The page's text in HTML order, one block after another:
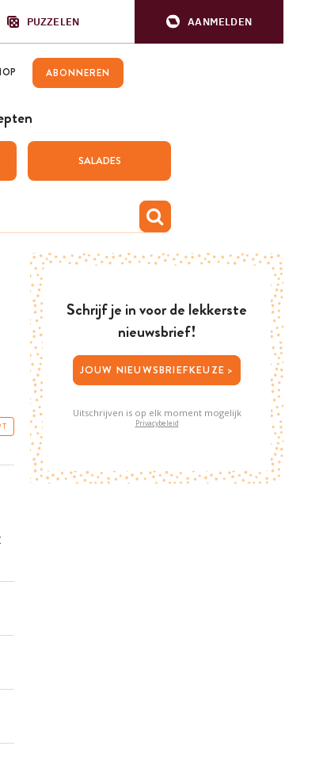
PUZZELEN AANMELDEN
ABONNEREN
SALADES
Schrijf je in voor de lekkerste
nieuwsbrief!
JOUW NIEUWSBRIEFKEUZE >
Uitschrijven is op elk moment mogelijk
Privacybeleid